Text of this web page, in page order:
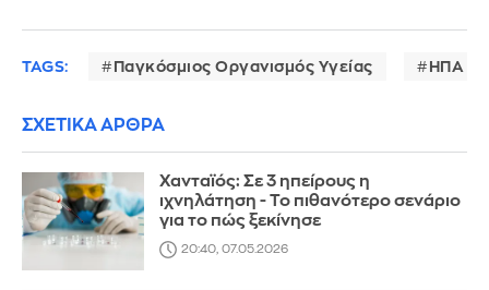
TAGS: Παγκόσμιος Οργανισμός Υγείας ΗΠΑ
ΣΧΕΤΙΚΑ ΑΡΘΡΑ
Χανταϊός: Σε 3 ηπείρους η
ιχνηλάτηση - Το πιθανότερο σενάριο
για το πώς ξεκίνησε
20:40, 07.05.2026